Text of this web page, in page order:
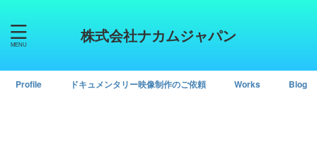
株式会社ナカムジャパン
Profile ドキュメンタリー映像制作のご依頼 Works Blog